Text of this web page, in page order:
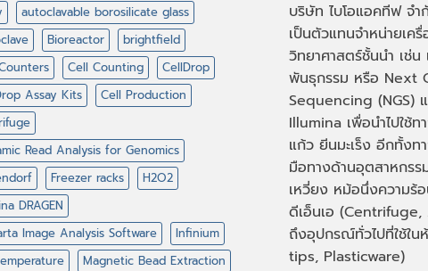
autoclavable borosilicate glass
Bioreactor
brightfield
Cell Counting
CellDrop
Assay Kits
Cell Production
Read Analysis for Genomics
Freezer racks
H2O2
DRAGEN
Image Analysis Software
Infinium
Magnetic Bead Extraction
บริษัท ไบโอแอคทีฟ จำ
เป็นตัวแทนจำหน่ายเค
วิทยาศาสตร์ชั้นนำ เช่น
พันธุกรรม หรือ Next
Sequencing (NGS)
Illumina เพื่อนำไปใช้ท
แก้ว ยีนมะเร็ง อีกทั้งท
มือทางด้านอุตสาหกรร
เหวี่ยง หม้อนึ่งความร้
ดีเอ็นเอ (Centrifuge,
ถึงอุปกรณ์ทั่วไปที่ใช้ใ
tips, Plasticware)